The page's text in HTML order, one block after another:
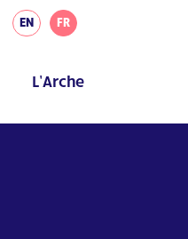
EN FR
L’Arche